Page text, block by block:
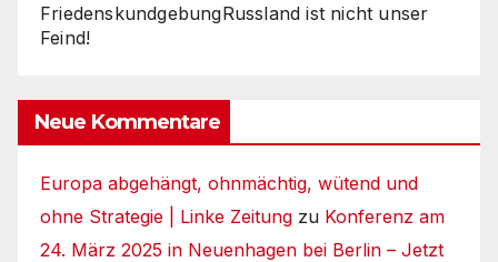
FriedenskundgebungRussland ist nicht unser
Feind!
Neue Kommentare
Europa abgehängt, ohnmächtig, wütend und
ohne Strategie | Linke Zeitung zu Konferenz am
24. März 2025 in Neuenhagen bei Berlin – Jetzt